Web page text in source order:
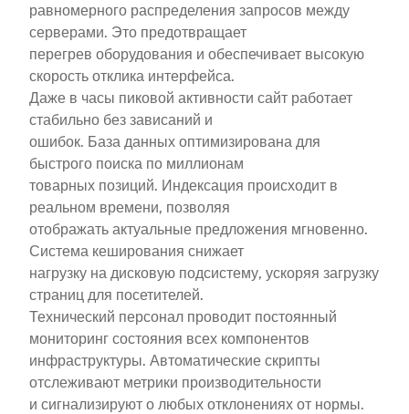
равномерного распределения запросов между
серверами. Это предотвращает
перегрев оборудования и обеспечивает высокую
скорость отклика интерфейса.
Даже в часы пиковой активности сайт работает
стабильно без зависаний и
ошибок. База данных оптимизирована для
быстрого поиска по миллионам
товарных позиций. Индексация происходит в
реальном времени, позволяя
отображать актуальные предложения мгновенно.
Система кеширования снижает
нагрузку на дисковую подсистему, ускоряя загрузку
страниц для посетителей.
Технический персонал проводит постоянный
мониторинг состояния всех компонентов
инфраструктуры. Автоматические скрипты
отслеживают метрики производительности
и сигнализируют о любых отклонениях от нормы.